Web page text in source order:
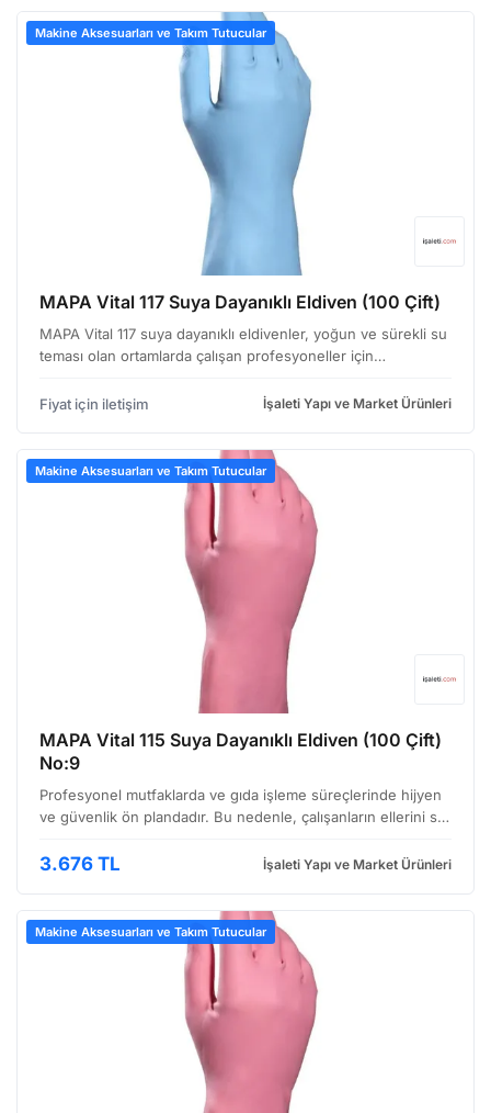
Makine Aksesuarları ve Takım Tutucular
MAPA Vital 117 Suya Dayanıklı Eldiven (100 Çift)
MAPA Vital 117 suya dayanıklı eldivenler, yoğun ve sürekli su
teması olan ortamlarda çalışan profesyoneller için
sağlık hizmetleri gibi sektörlerde güvenle …
Fiyat için iletişim İşaleti Yapı ve Market Ürünleri
Makine Aksesuarları ve Takım Tutucular
MAPA Vital 115 Suya Dayanıklı Eldiven (100 Çift)
No:9
Profesyonel mutfaklarda ve gıda işleme süreçlerinde hijyen
ve güvenlik ön plandadır. Bu nedenle, çalışanların ellerini su,
konforlu eldivenlere ihtiyaç duyulur. MAPA…
3.676 TL İşaleti Yapı ve Market Ürünleri
Makine Aksesuarları ve Takım Tutucular